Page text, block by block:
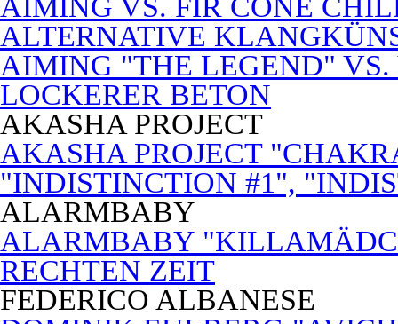
AIMING VS. FIR CONE
ALTERNATIVE
AIMING "THE LEGEND"
LOCKERER BETON
AKASHA PROJECT
AKASHA PROJECT
"INDISTINCTION #1",
ALARMBABY
ALARMBABY
RECHTEN ZEIT
FEDERICO ALBANESE